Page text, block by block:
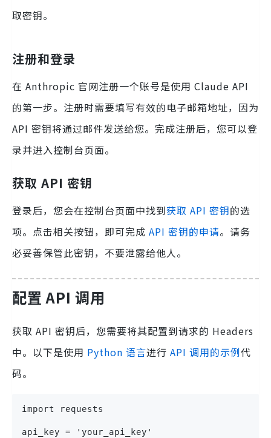
取密钥。
注册和登录
在 Anthropic 官网注册一个账号是使用 Claude API
的第一步。注册时需要填写有效的电子邮箱地址，因为
API 密钥将通过邮件发送给您。完成注册后，您可以登
录并进入控制台页面。
获取 API 密钥
登录后，您会在控制台页面中找到获取 API 密钥的选
项。点击相关按钮，即可完成 API 密钥的申请。请务
必妥善保管此密钥，不要泄露给他人。
配置 API 调用
获取 API 密钥后，您需要将其配置到请求的 Headers
中。以下是使用 Python 语言进行 API 调用的示例代
码。
import requests
api_key = 'your_api_key'